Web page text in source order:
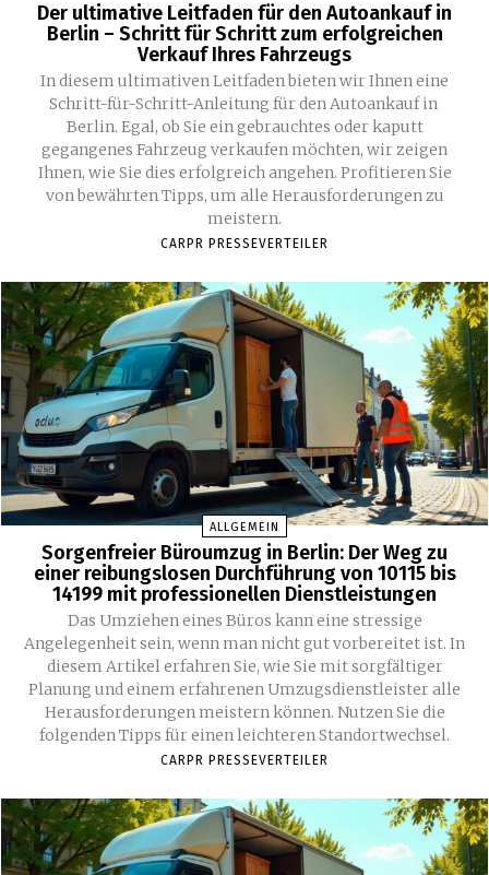
Der ultimative Leitfaden für den Autoankauf in
Berlin – Schritt für Schritt zum erfolgreichen
Verkauf Ihres Fahrzeugs
In diesem ultimativen Leitfaden bieten wir Ihnen eine
Schritt-für-Schritt-Anleitung für den Autoankauf in
Berlin. Egal, ob Sie ein gebrauchtes oder kaputt
gegangenes Fahrzeug verkaufen möchten, wir zeigen
Ihnen, wie Sie dies erfolgreich angehen. Profitieren Sie
von bewährten Tipps, um alle Herausforderungen zu
meistern.
CARPR PRESSEVERTEILER
ALLGEMEIN
Sorgenfreier Büroumzug in Berlin: Der Weg zu
einer reibungslosen Durchführung von 10115 bis
14199 mit professionellen Dienstleistungen
Das Umziehen eines Büros kann eine stressige
Angelegenheit sein, wenn man nicht gut vorbereitet ist. In
diesem Artikel erfahren Sie, wie Sie mit sorgfältiger
Planung und einem erfahrenen Umzugsdienstleister alle
Herausforderungen meistern können. Nutzen Sie die
folgenden Tipps für einen leichteren Standortwechsel.
CARPR PRESSEVERTEILER